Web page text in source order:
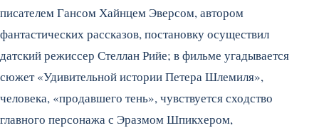
писателем Гансом Хайнцем Эверсом, автором
фантастических рассказов, постановку осуществил
датский режиссер Стеллан Рийе; в фильме угадывается
сюжет «Удивительной истории Петера Шлемиля»,
человека, «продавшего тень», чувствуется сходство
главного персонажа с Эразмом Шпикхером,